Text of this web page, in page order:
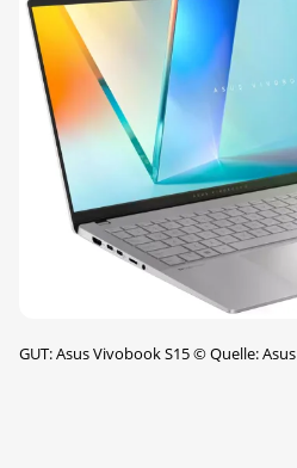
GUT: Asus Vivobook S15©Quelle: Asus